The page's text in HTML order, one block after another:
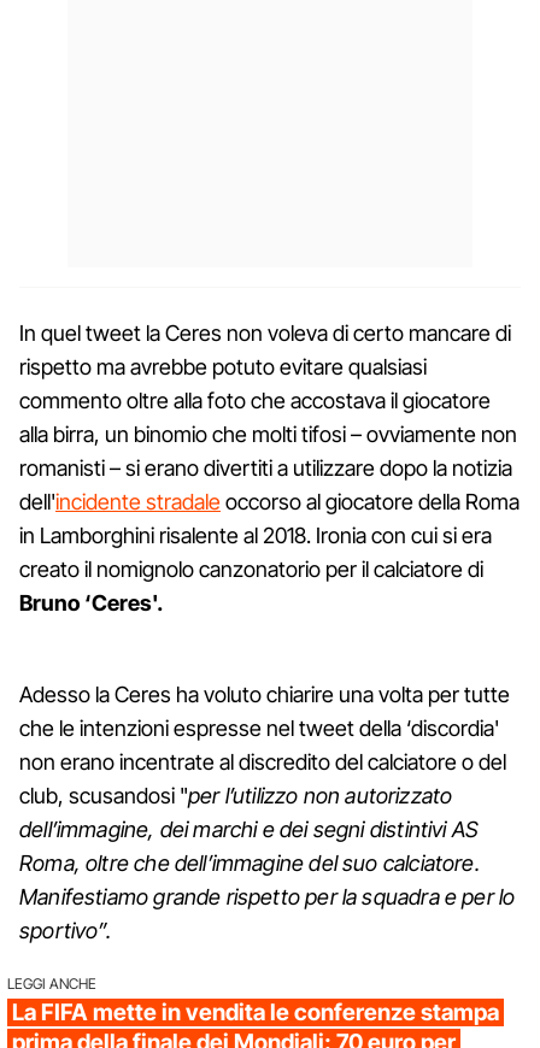
In quel tweet la Ceres non voleva di certo mancare di
rispetto ma avrebbe potuto evitare qualsiasi
commento oltre alla foto che accostava il giocatore
alla birra, un binomio che molti tifosi – ovviamente non
romanisti – si erano divertiti a utilizzare dopo la notizia
dell'incidente stradaleoccorso al giocatore della Roma
in Lamborghini risalente al 2018. Ironia con cui si era
creato il nomignolo canzonatorio per il calciatore di
Bruno ‘Ceres'.
Adesso la Ceres ha voluto chiarire una volta per tutte
che le intenzioni espresse nel tweet della ‘discordia'
non erano incentrate al discredito del calciatore o del
club, scusandosi "per l’utilizzo non autorizzato
dell’immagine, dei marchi e dei segni distintivi AS
Roma, oltre che dell’immagine del suo calciatore.
Manifestiamo grande rispetto per la squadra e per lo
sportivo”.
LEGGI ANCHE
La FIFA mette in vendita le conferenze stampa
prima della finale dei Mondiali: 70 euro per